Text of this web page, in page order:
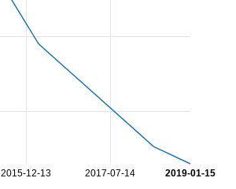
2015-12-13 2017-07-14 2019-01-15